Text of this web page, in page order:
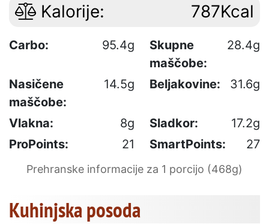
Kalorije: 787Kcal
Carbo: 95.4g
Skupne
maščobe:
28.4g
Nasičene
maščobe:
14.5g Beljakovine: 31.6g
Vlakna: 8g Sladkor:
17.2g
ProPoints:
21 SmartPoints: 27
Prehranske informacije za 1 porcijo (468g)
Kuhinjska posoda